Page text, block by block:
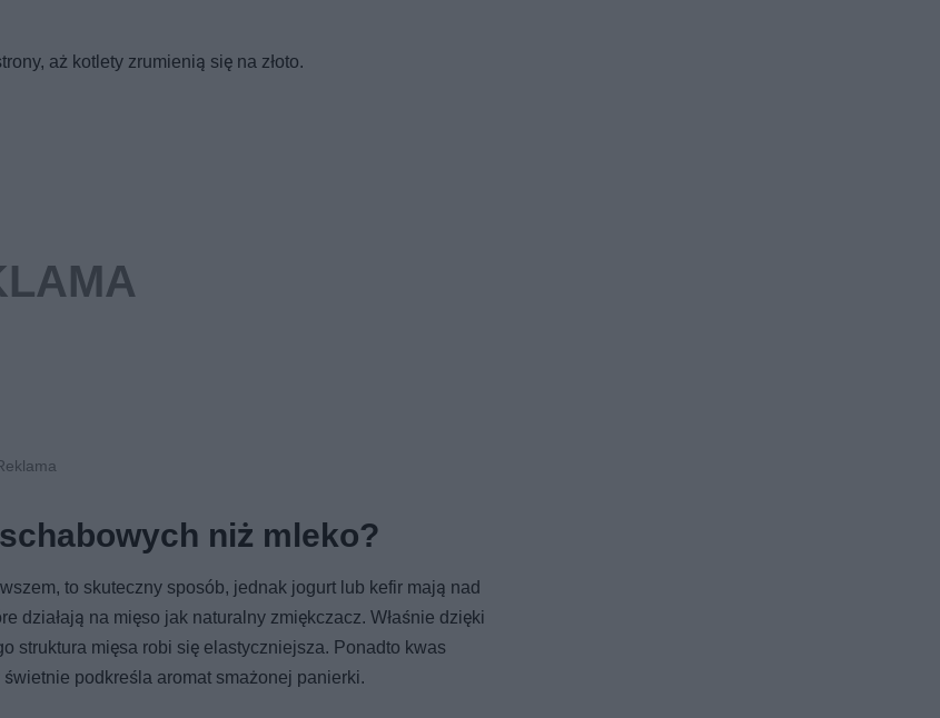
aż kotlety zrumienią się na złoto.
niż mleko?
to skuteczny sposób, jednak jogurt lub kefir mają nad
działają na mięso jak naturalny zmiękczacz. Właśnie dzięki
struktura mięsa robi się elastyczniejsza. Ponadto kwas
podkreśla aromat smażonej panierki.